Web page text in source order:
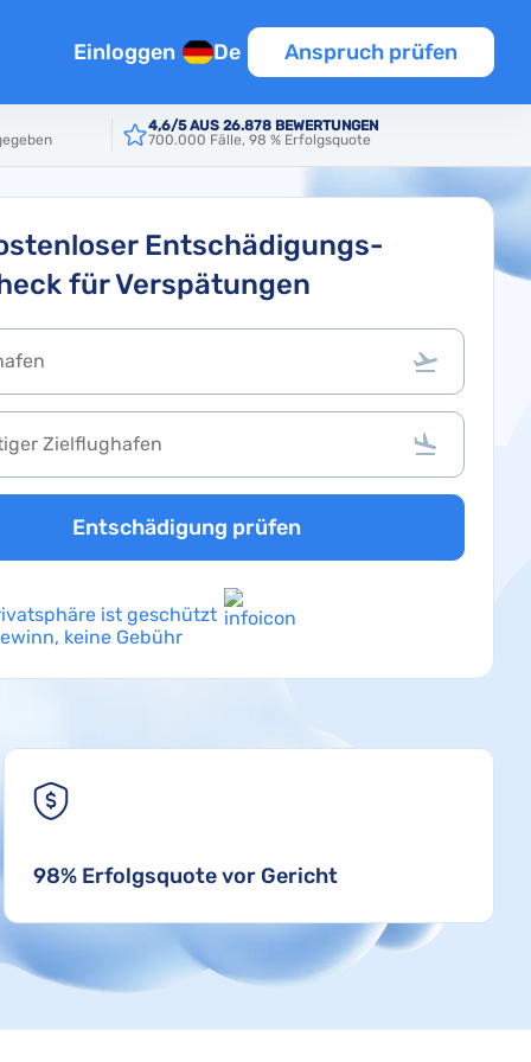
Einloggen De Anspruch prüfen
4,6/5 AUS 26.878 BEWERTUNGEN
700.000 Fälle, 98 % Erfolgsquote
Entschädigungs-
für Verspätungen
Entschädigung prüfen
ist geschützt
keine Gebühr
98% Erfolgsquote vor Gericht